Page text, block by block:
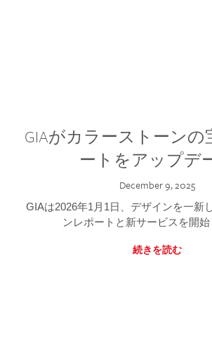
GIAがカラーストーンの
ートをアップデ
December 9, 2025
GIAは2026年1月1日、デザインを一新
ンレポートと新サービスを開始
続きを読む